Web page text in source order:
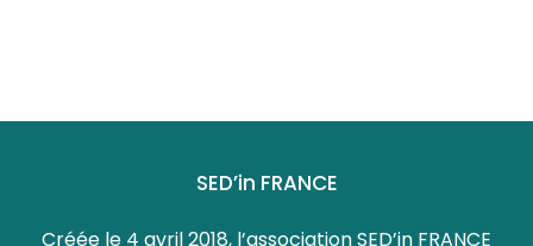
SED’in FRANCE
Créée le 4 avril 2018, l’association SED’in FRANCE